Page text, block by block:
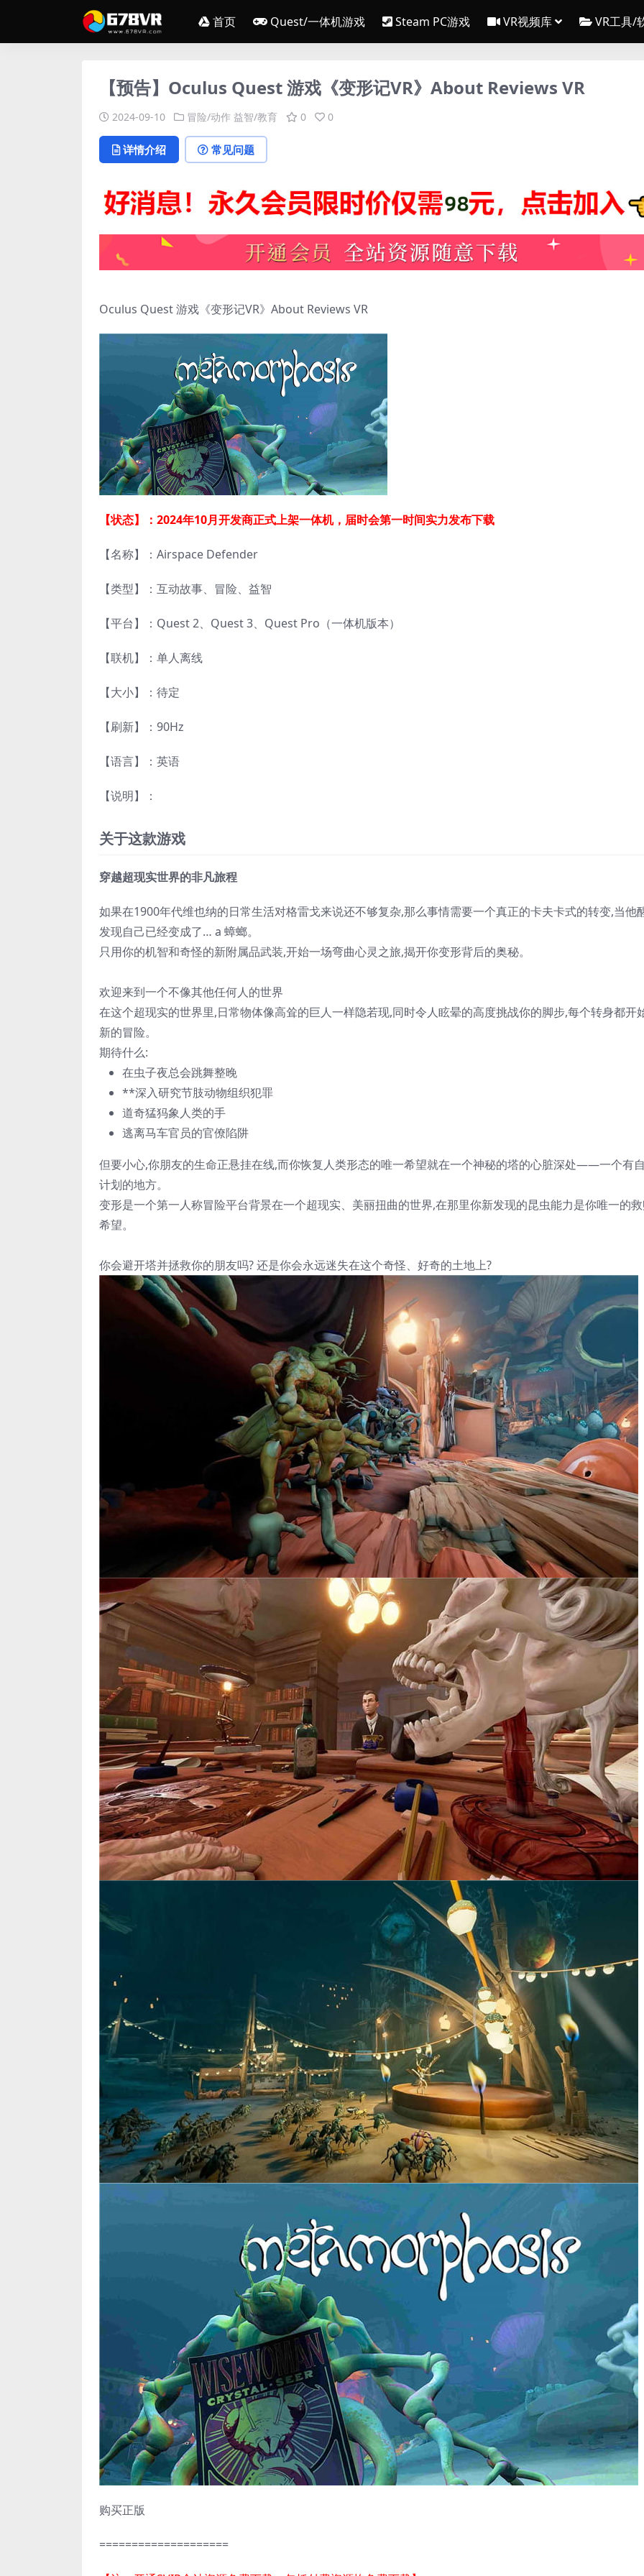
首页 Quest/一体机游戏 Steam PC游戏 VR视频库 VR工具/
【预告】Oculus Quest 游戏《变形记VR》About Reviews VR
2024-09-10 冒险/动作 益智/教育 0 0
详情介绍 常见问题
Oculus Quest 游戏《变形记VR》About Reviews VR
【状态】：2024年10月开发商正式上架一体机，届时会第一时间实力发布下载
【名称】：Airspace Defender
【类型】：互动故事、冒险、益智
【平台】：Quest 2、Quest 3、Quest Pro（一体机版本）
【联机】：单人离线
【大小】：待定
【刷新】：90Hz
【语言】：英语
【说明】：
关于这款游戏
穿越超现实世界的非凡旅程
如果在1900年代维也纳的日常生活对格雷戈来说还不够复杂,那么事情需要一个真正的卡夫卡式的转变,当他
发现自己已经变成了… a 蟑螂。
只用你的机智和奇怪的新附属品武装,开始一场弯曲心灵之旅,揭开你变形背后的奥秘。
欢迎来到一个不像其他任何人的世界
在这个超现实的世界里,日常物体像高耸的巨人一样隐若现,同时令人眩晕的高度挑战你的脚步,每个转身都开
新的冒险。
期待什么:
在虫子夜总会跳舞整晚
**深入研究节肢动物组织犯罪
道奇猛犸象人类的手
逃离马车官员的官僚陷阱
但要小心,你朋友的生命正悬挂在线,而你恢复人类形态的唯一希望就在一个神秘的塔的心脏深处——一个有
计划的地方。
变形是一个第一人称冒险平台背景在一个超现实、美丽扭曲的世界,在那里你新发现的昆虫能力是你唯一的
希望。
你会避开塔并拯救你的朋友吗? 还是你会永远迷失在这个奇怪、好奇的土地上?
购买正版
====================